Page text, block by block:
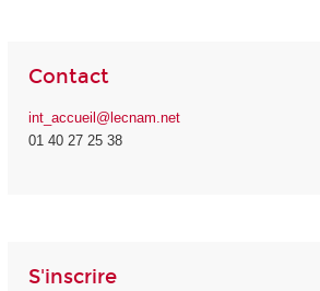
Contact
int_accueil@lecnam.net
01 40 27 25 38
S'inscrire